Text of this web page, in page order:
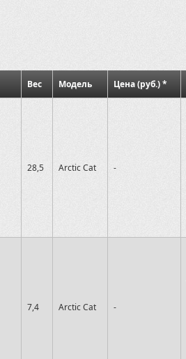
Вес Модель Цена (руб.) *
28,5 Arctic Cat -
7,4 Arctic Cat -